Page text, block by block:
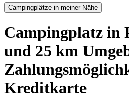
Campingplätze in meiner Nähe
Campingplatz in
und 25 km
Kreditkarte